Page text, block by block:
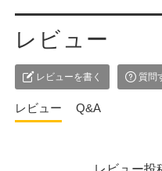
レビュー
レビューを書く 質問
レビュー Q&A